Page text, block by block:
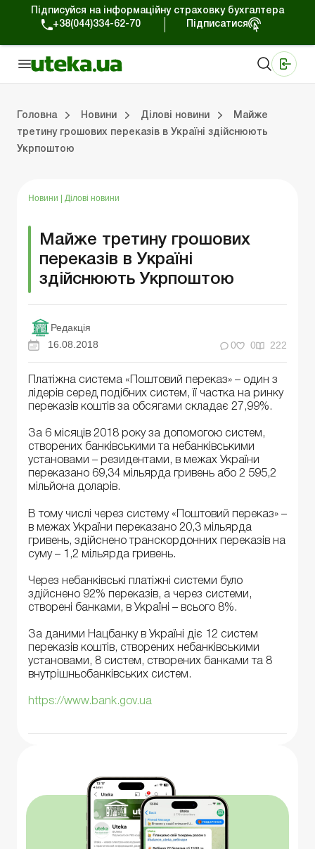
Підписуйся на інформаційну страховку бухгалтера
+38(044)334-62-70
Підписатися
Головна Новини Ділові новини
Майже
третину грошових переказів в Україні здійснюють
Укрпоштою
Новини Ділові новини
Майже третину грошових
переказів в Україні
здійснюють Укрпоштою
Редакція
16.08.2018
0 0 222
Платіжна система «Поштовий переказ» – один з
лідерів серед подібних систем, її частка на ринку
переказів коштів за обсягами складає 27,99%.
За 6 місяців 2018 року за допомогою систем,
створених банківськими та небанківськими
установами – резидентами, в межах України
переказано 69,34 мільярда гривень або 2 595,2
мільйона доларів.
В тому числі через систему «Поштовий переказ» –
в межах України переказано 20,3 мільярда
гривень, здійснено транскордонних переказів на
суму – 1,2 мільярда гривень.
Через небанківські платіжні системи було
здійснено 92% переказів, а через системи,
створені банками, в Україні – всього 8%.
За даними Нацбанку в Україні діє 12 систем
переказів коштів, створених небанківськими
установами, 8 систем, створених банками та 8
внутрішньобанківських систем.
https://www.bank.gov.ua